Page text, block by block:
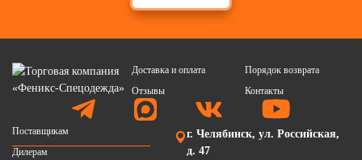
Доставка и оплата
Порядок возврата
Отзывы
Контакты
Поставщикам
Дилерам
г. Челябинск, ул. Российская,
д. 47